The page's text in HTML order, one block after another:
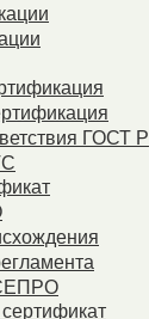
ГОСТ Р